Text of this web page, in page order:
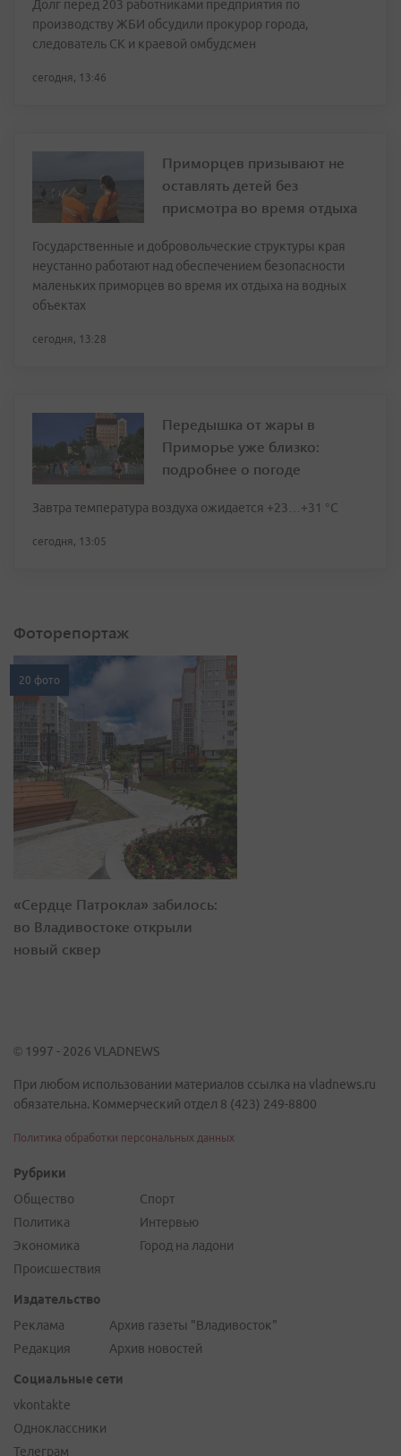
Долг перед 203 работниками предприятия по
производству ЖБИ обсудили прокурор города,
следователь СК и краевой омбудсмен
сегодня, 13:46
Приморцев призывают не
оставлять детей без
присмотра во время отдыха
Государственные и добровольческие структуры края
неустанно работают над обеспечением безопасности
маленьких приморцев во время их отдыха на водных
объектах
сегодня, 13:28
Передышка от жары в
Приморье уже близко:
подробнее о погоде
Завтра температура воздуха ожидается +23…+31 °C
сегодня, 13:05
Фоторепортаж
20 фото
«Сердце Патрокла» забилось:
во Владивостоке открыли
новый сквер
© 1997 - 2026 VLADNEWS
При любом использовании материалов ссылка на vladnews.ru
обязательна. Коммерческий отдел 8 (423) 249-8800
Политика обработки персональных данных
Рубрики
Общество
Политика
Экономика
Происшествия
Спорт
Интервью
Город на ладони
Издательство
Реклама
Редакция
Архив газеты "Владивосток"
Архив новостей
Социальные сети
vkontakte
Одноклассники
Телеграм